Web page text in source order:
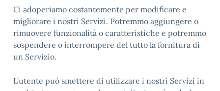
Ci adoperiamo costantemente per modificare e
migliorare i nostri Servizi. Potremmo aggiungere o
rimuovere funzionalità o caratteristiche e potremmo
sospendere o interrompere del tutto la fornitura di
un Servizio.
L’utente può smettere di utilizzare i nostri Servizi in